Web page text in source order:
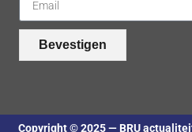
Bevestigen
Copyright © 2025 — BRU